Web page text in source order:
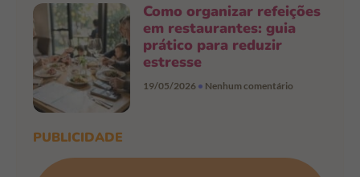
Como organizar refeições
em restaurantes: guia
prático para reduzir
estresse
19/05/2026 Nenhum comentário
PUBLICIDADE